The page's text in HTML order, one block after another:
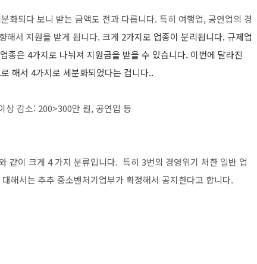
화되다 보니 받는 금액도 전과 다릅니다. 특히 여행업, 공연업의 경
해서 지원을 받게 됩니다. 크게 2가지로 업종이 분리됩니다. 규제업
종은 4가지로 나눠져 지원금을 받을 수 있습니다. 이번에 달라진
해서 4가지로 세분화되었다는 겁니다..
상 감소: 200>300만 원, 공연업 등
같이 크게 4 가지 분류입니다. 특히 3번의 경영위기 처한 일반 업
해서는 추추 중소벤처기업부가 확정해서 공지한다고 합니다.